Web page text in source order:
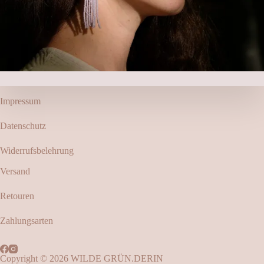
Impressum
Datenschutz
Widerrufsbelehrung
Versand
Retouren
Zahlungsarten
Copyright © 2026 WILDE GRÜN.DERIN